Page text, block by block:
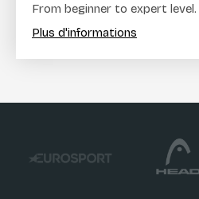
From beginner to expert level.
Plus d'informations